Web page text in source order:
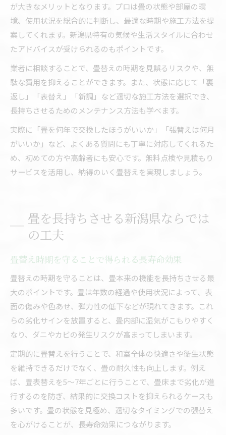
が大きなメリットとなります。プロは畳の状態や部屋の環
境、使用状況を総合的に判断し、最適な時期や施工方法を提
案してくれます。新潟県特有の気候や生活スタイルに合わせ
たアドバイスが受けられるのもポイントです。
業者に相談することで、畳替えの時期を見誤るリスクや、無
駄な費用を抑えることができます。また、状態に応じて「裏
返し」「表替え」「新調」など適切な施工方法を選択でき、
長持ちさせるためのメンテナンス方法も学べます。
実際に「畳を何年で交換したほうがいいか」「張替えは何月
がいいか」など、よくある質問にも丁寧に対応してくれるた
め、初めての方や高齢者にも安心です。無料点検や見積もり
サービスを活用し、納得のいく畳替えを実現しましょう。
畳を長持ちさせる新潟県ならでは
の工夫
畳替え時期を守ることで得られる長寿命効果
畳替えの時期を守ることは、畳本来の機能を長持ちさせる最
大のポイントです。畳は年数の経過や使用状況によって、表
面の傷みや色あせ、弾力性の低下などが現れてきます。これ
らの劣化サインを放置すると、畳内部に湿気がこもりやすく
なり、ダニやカビの発生リスクが高まってしまいます。
定期的に畳替えを行うことで、和室全体の快適さや衛生状態
を維持できるだけでなく、畳の耐久性も向上します。例え
ば、畳表替えを5～7年ごとに行うことで、畳床まで劣化が進
行するのを防ぎ、結果的に交換コストを抑えられるケースも
多いです。畳の状態を見極め、適切なタイミングでの張替え
を心がけることが、長寿命効果につながります。